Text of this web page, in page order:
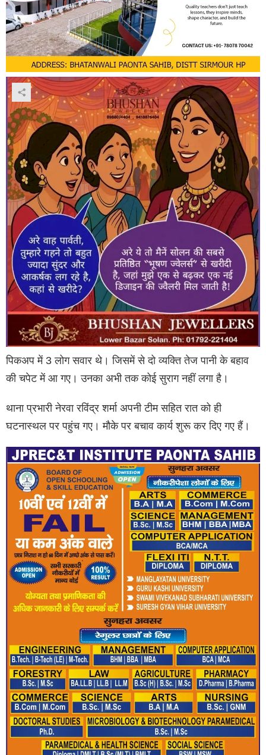
पिकअप में 3 लोग सवार थे। जिसमें से दो व्यक्ति तेज पानी के बहाव
की चपेट में आ गए। उनका अभी तक कोई सुराग नहीं लगा है।
थाना प्रभारी नेरवा रविंद्र शर्मा अपनी टीम सहित रात को ही
घटनास्थल पर पहुंच गए। मौके पर बचाव कार्य शुरू कर दिए गए हैं।